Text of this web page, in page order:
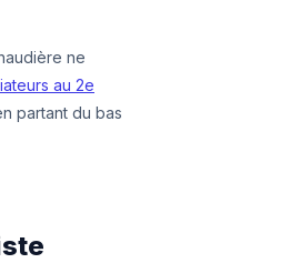
ne
au 2e
partant du bas